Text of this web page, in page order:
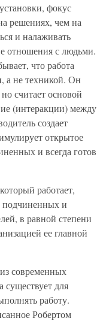
фокус
решениях, чем на
и налаживать
отношения с людьми.
что работа
а не техникой. Он
считает основой
(интеракции) между
создает
открытое
и всегда готов
работает,
подчиненных и
в равной степени
ее главной
современных
существует для
работу.
Робертом